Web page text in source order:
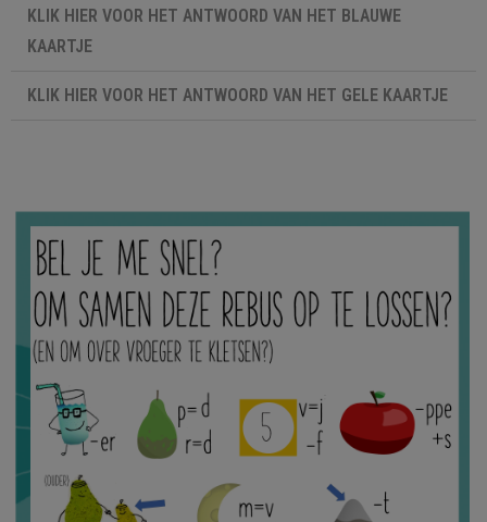
KLIK HIER VOOR HET ANTWOORD VAN HET BLAUWE
KAARTJE
Wat deed jij als kind vaak op je boterham? Wat deed u als
KLIK HIER VOOR HET ANTWOORD VAN HET GELE KAARTJE